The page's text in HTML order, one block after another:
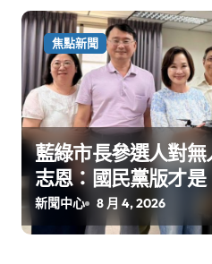
焦點新聞
藍綠市長參選人對
志恩：國民黨版才
實版
新聞中心 8 月 4, 2026